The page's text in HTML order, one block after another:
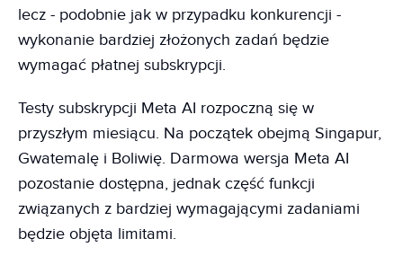
lecz - podobnie jak w przypadku konkurencji -
wykonanie bardziej złożonych zadań będzie
wymagać płatnej subskrypcji.
Testy subskrypcji Meta AI rozpoczną się w
przyszłym miesiącu. Na początek obejmą Singapur,
Gwatemalę i Boliwię. Darmowa wersja Meta AI
pozostanie dostępna, jednak część funkcji
związanych z bardziej wymagającymi zadaniami
będzie objęta limitami.